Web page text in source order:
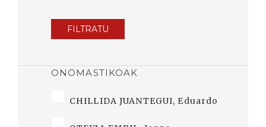
FILTRATU
ONOMASTIKOAK
CHILLIDA JUANTEGUI, Eduardo